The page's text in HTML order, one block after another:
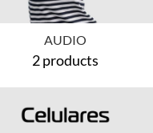
AUDIO
2 products